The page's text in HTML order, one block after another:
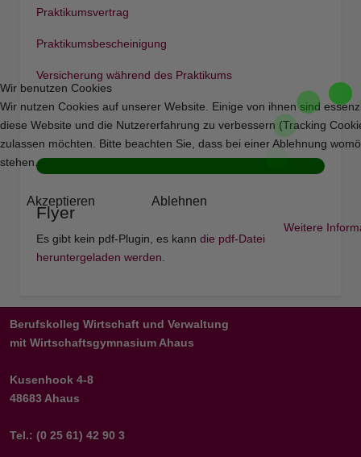
Praktikumsvertrag
Praktikumsbescheinigung
Versicherung während des Praktikums
Flyer
Es gibt kein pdf-Plugin, es kanndie pdf-Datei
heruntergeladen werden.
Berufskolleg Wirtschaft und Verwaltung
mit Wirtschaftsgymnasium Ahaus
Kusenhook 4-8
48683 Ahaus
Tel.: (0 25 61) 42 90 3
Wir benutzen Cookies
Wir nutzen Cookies auf unserer Website. Einige von ihnen sind
diese Website und die Nutzererfahrung zu verbessern (Tracking
zulassen möchten. Bitte beachten Sie, dass bei einer Ablehnung
stehen.
Akzeptieren Ablehnen
Weitere